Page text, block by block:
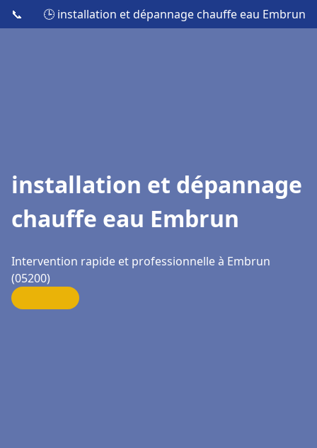
📞 🕒 installation et dépannage chauffe eau Embrun
installation et dépannage
chauffe eau Embrun
Intervention rapide et professionnelle à Embrun
(05200)